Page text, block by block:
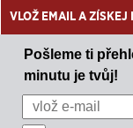
VLOŽ EMAIL A ZÍSKEJ
Pošleme ti
minutu je tvůj!